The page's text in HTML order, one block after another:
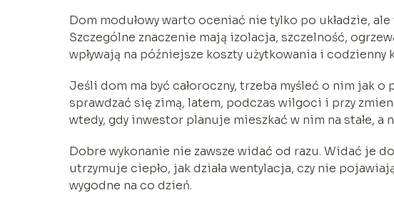
Dom modułowy warto oceniać nie tylko po układzie,
Szczególne znaczenie mają izolacja, szczelność,
wpływają na późniejsze koszty użytkowania i codzienny
Jeśli dom ma być całoroczny, trzeba myśleć o nim jak o
sprawdzać się zimą, latem, podczas wilgoci i przy
wtedy, gdy inwestor planuje mieszkać w nim na stałe, a
Dobre wykonanie nie zawsze widać od razu. Widać je
utrzymuje ciepło, jak działa wentylacja, czy nie
wygodne na co dzień.